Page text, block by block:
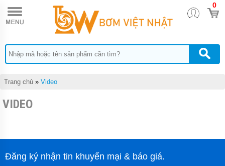
0
TRANG
CHỦ
BƠM
TĂNG
MÁY
BƠM
ĐẨY
CAO
BƠM
HÚT
NƯỚC
Trang chủ » Video
VIDEO
Đăng ký nhận tin khuyến mại & báo giá.